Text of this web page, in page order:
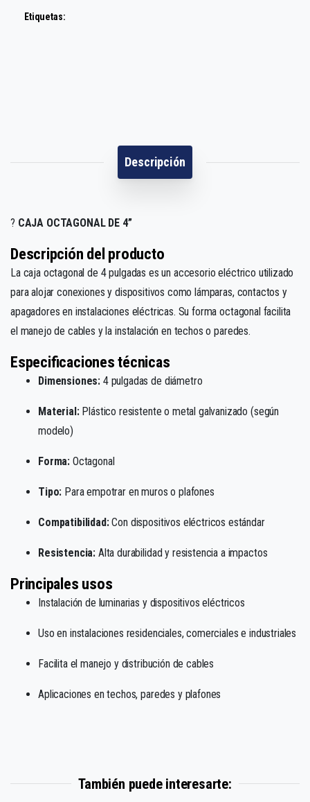
Etiquetas:
Descripción
?️ CAJA OCTAGONAL DE 4”
Descripción del producto
La caja octagonal de 4 pulgadas es un accesorio eléctrico utilizado
para alojar conexiones y dispositivos como lámparas, contactos y
apagadores en instalaciones eléctricas. Su forma octagonal facilita
el manejo de cables y la instalación en techos o paredes.
Especificaciones técnicas
Dimensiones: 4 pulgadas de diámetro
Material:Plástico resistente o metal galvanizado (según
modelo)
Forma: Octagonal
Tipo: Para empotrar en muros o plafones
Compatibilidad:Con dispositivos eléctricos estándar
Resistencia: Alta durabilidad y resistencia a impactos
Principales usos
Instalación de luminarias y dispositivos eléctricos
Uso en instalaciones residenciales, comerciales e industriales
Facilita el manejo y distribución de cables
Aplicaciones en techos, paredes y plafones
También puede interesarte: